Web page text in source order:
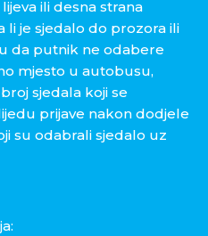
ili desna strana
li je sjedalo do prozora ili
da putnik ne odabere
mjesto u autobusu,
sjedala koji se
prijave nakon dodjele
su odabrali sjedalo uz